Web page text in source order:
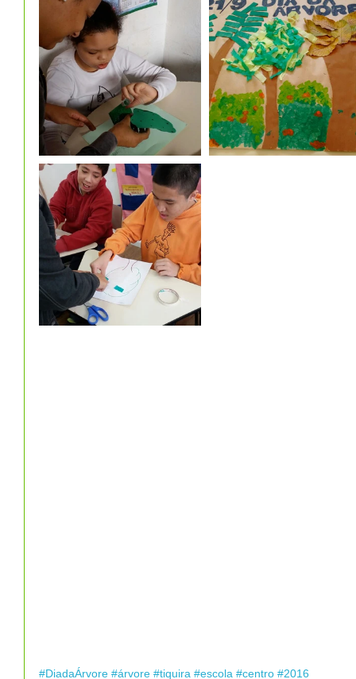
#DiadaÁrvore #árvore #tiquira #escola #centro #2016